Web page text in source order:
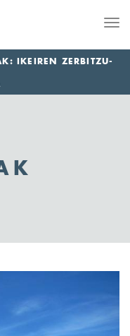
IKEIREN ZERBITZU-